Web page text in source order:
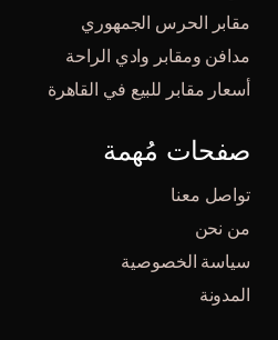
مقابر الحرس الجمهوري
مدافن ومقابر وادي الراحة
أسعار مقابر للبيع في القاهرة
صفحات مُهمة
تواصل معنا
من نحن
سياسة الخصوصية
المدونة